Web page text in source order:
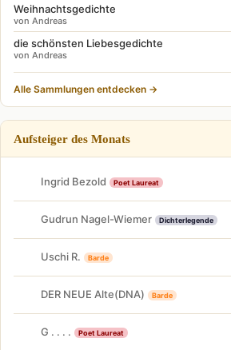
Weihnachtsgedichte
von Andreas
die schönsten Liebesgedichte
von Andreas
Alle Sammlungen entdecken →
Aufsteiger des Monats
Ingrid Bezold Poet Laureat
Gudrun Nagel-Wiemer Dichterlegende
Uschi R. Barde
DER NEUE Alte(DNA) Barde
G . . . . Poet Laureat